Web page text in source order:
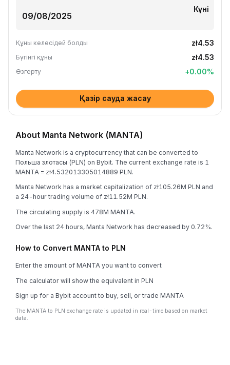
Күні
Құны келесідей болды zł4.53
Бүгінгі құны zł4.53
Өзгерту +0.00%
Қазір сауда жасау
About Manta Network (MANTA)
Manta Network is a cryptocurrency that can be converted to
Польша злотасы (PLN) on Bybit. The current exchange rate is 1
MANTA = zł4.532013305014889 PLN.
Manta Network has a market capitalization of zł105.26M PLN and
a 24-hour trading volume of zł11.52M PLN.
The circulating supply is 478M MANTA.
Over the last 24 hours, Manta Network has decreased by 0.72%.
How to Convert MANTA to PLN
Enter the amount of MANTA you want to convert
The calculator will show the equivalent in PLN
Sign up for a Bybit account to buy, sell, or trade MANTA
The MANTA to PLN exchange rate is updated in real-time based on market
data.